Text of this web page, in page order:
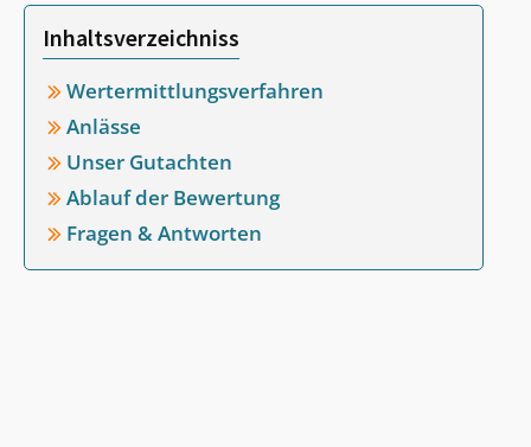
Inhaltsverzeichniss
Wertermittlungsverfahren
Anlässe
Unser Gutachten
Ablauf der Bewertung
Fragen & Antworten